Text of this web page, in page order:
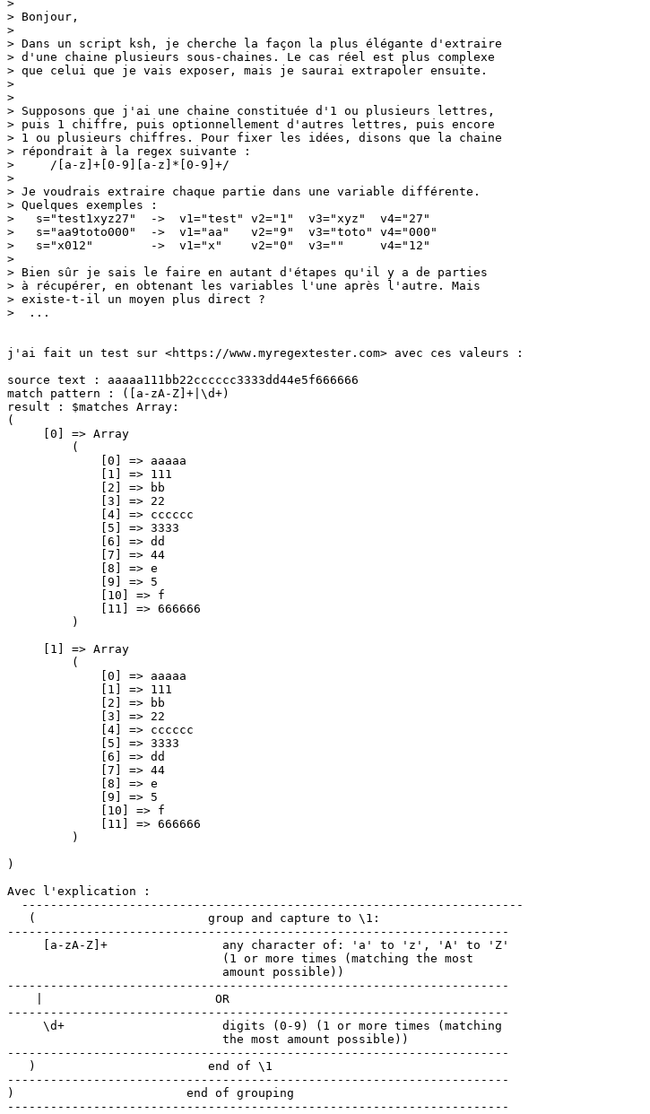
>
> Bonjour,
>
> Dans un script ksh, je cherche la façon la plus élégante d'extraire
> d'une chaine plusieurs sous-chaines. Le cas réel est plus complexe
> que celui que je vais exposer, mais je saurai extrapoler ensuite.
>
>
> Supposons que j'ai une chaine constituée d'1 ou plusieurs lettres,
> puis 1 chiffre, puis optionnellement d'autres lettres, puis encore
> 1 ou plusieurs chiffres. Pour fixer les idées, disons que la chaine
> répondrait à la regex suivante :
>     /[a-z]+[0-9][a-z]*[0-9]+/
>
> Je voudrais extraire chaque partie dans une variable différente.
> Quelques exemples :
>   s="test1xyz27"  ->  v1="test" v2="1"  v3="xyz"  v4="27"
>   s="aa9toto000"  ->  v1="aa"   v2="9"  v3="toto" v4="000"
>   s="x012"        ->  v1="x"    v2="0"  v3=""     v4="12"
>
> Bien sûr je sais le faire en autant d'étapes qu'il y a de parties
> à récupérer, en obtenant les variables l'une après l'autre. Mais
> existe-t-il un moyen plus direct ?
>  ...
j'ai fait un test sur <https://www.myregextester.com> avec ces valeurs :
source text : aaaaa111bb22cccccc3333dd44e5f666666
match pattern : ([a-zA-Z]+|\d+)
result : $matches Array:
(
     [0] => Array
         (
             [0] => aaaaa
             [1] => 111
             [2] => bb
             [3] => 22
             [4] => cccccc
             [5] => 3333
             [6] => dd
             [7] => 44
             [8] => e
             [9] => 5
             [10] => f
             [11] => 666666
         )
     [1] => Array
         (
             [0] => aaaaa
             [1] => 111
             [2] => bb
             [3] => 22
             [4] => cccccc
             [5] => 3333
             [6] => dd
             [7] => 44
             [8] => e
             [9] => 5
             [10] => f
             [11] => 666666
         )
)
Avec l'explication :
  ----------------------------------------------------------------------
   (                        group and capture to \1:
----------------------------------------------------------------------
     [a-zA-Z]+                any character of: 'a' to 'z', 'A' to 'Z'
                              (1 or more times (matching the most
                              amount possible))
----------------------------------------------------------------------
    |                        OR
----------------------------------------------------------------------
     \d+                      digits (0-9) (1 or more times (matching
                              the most amount possible))
----------------------------------------------------------------------
   )                        end of \1
----------------------------------------------------------------------
)                        end of grouping
----------------------------------------------------------------------